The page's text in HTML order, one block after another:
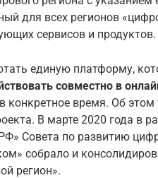
для всех регионов
сервисов и продуктов.
единую платформу,
совместно в
конкретное время. Об
В марте 2020 года в
Совета по развитию
собрало и
регион».